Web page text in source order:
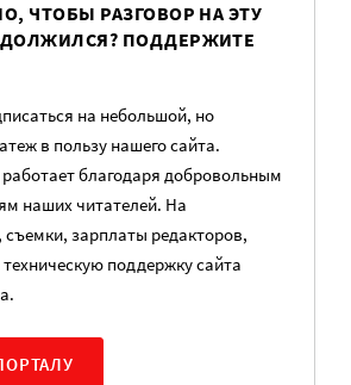
ЧТОБЫ РАЗГОВОР НА ЭТУ
ПОДДЕРЖИТЕ
на небольшой, но
в пользу нашего сайта.
благодаря добровольным
наших читателей. На
зарплаты редакторов,
поддержку сайта